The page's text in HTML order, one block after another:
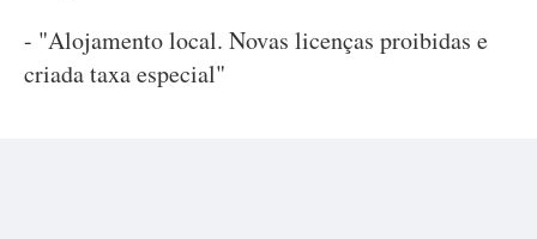
- "Alojamento local. Novas licenças proibidas e
criada taxa especial"